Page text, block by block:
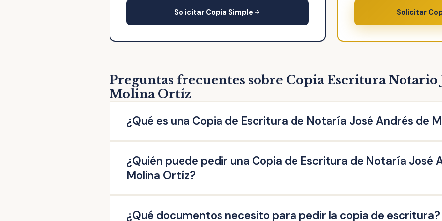
Solicitar Copia Simple Solicitar
Preguntas frecuentes sobre Copia Escritura Notario
Molina Ortíz
¿Qué es una Copia de Escritura de Notaría José Andrés de
escritura original otorgada ante el Notario. Puedes solicitar la copia de escritura de
firmado en esta Notaría: escritura de compraventa, de hipoteca, testamento,
¿Quién puede pedir una Copia de Escritura de Notaría José
Molina Ortíz?
misma, así como aquellas que acrediten un interés legítimo (ej: herederos del
¿Qué documentos necesito para pedir la copia de escritura?